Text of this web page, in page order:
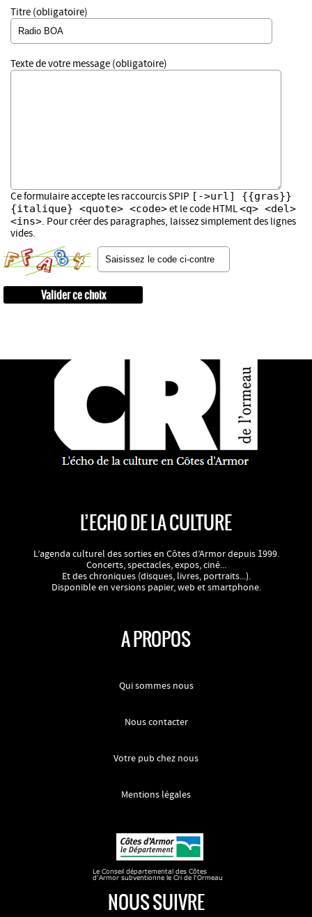
Titre (obligatoire)
Texte de votre message (obligatoire)
Ce formulaire accepte les raccourcis SPIP [->url] {{gras}}
{italique} <quote> <code>et le code HTML<q> <del>
<ins>. Pour créer des paragraphes, laissez simplement des lignes
vides.
L’ECHO DE LA CULTURE
L’agenda culturel des sorties en Côtes d’Armor depuis 1999.
Concerts, spectacles, expos, ciné...
Et des chroniques (disques, livres, portraits...).
Disponible en versions papier, web et smartphone.
A PROPOS
Qui sommes nous
Nous contacter
Votre pub chez nous
Mentions légales
NOUS SUIVRE